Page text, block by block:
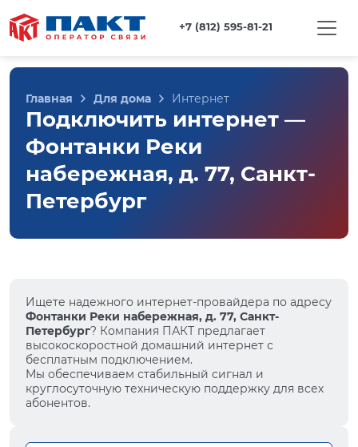
+7 (812) 595-81-21
Главная Для дома Интернет
Подключить интернет —
Фонтанки Реки
набережная, д. 77, Санкт-
Петербург
Ищете надежного интернет-провайдера по адресу
Фонтанки Реки набережная, д. 77, Санкт-
Петербург? Компания ПАКТ предлагает
высокоскоростной домашний интернет с
бесплатным подключением.
Мы обеспечиваем стабильный сигнал и
круглосуточную техническую поддержку для всех
абонентов.